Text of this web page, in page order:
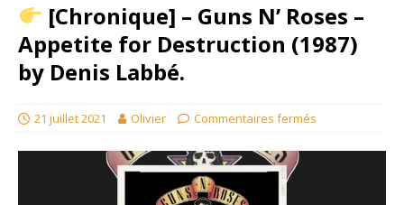
[Chronique] – Guns N’ Roses –
Appetite for Destruction (1987)
by Denis Labbé.
21 juillet 2021 Olivier Commentaires fermés